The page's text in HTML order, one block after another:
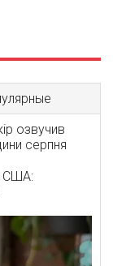
озвучив
серпня
США: